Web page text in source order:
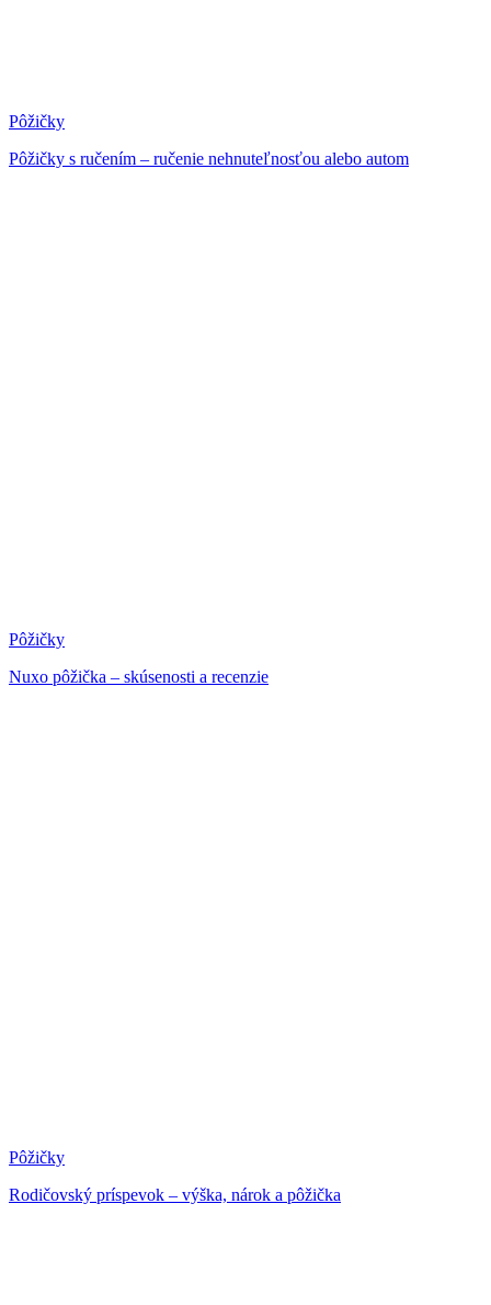
Pôžičky
Pôžičky s ručením – ručenie nehnuteľnosťou alebo autom
Pôžičky
Nuxo pôžička – skúsenosti a recenzie
Pôžičky
Rodičovský príspevok – výška, nárok a pôžička